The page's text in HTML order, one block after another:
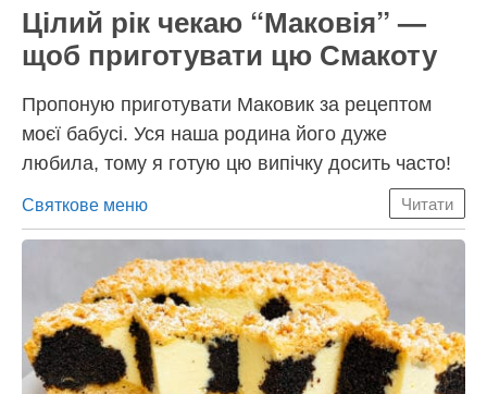
Цілий рік чекаю “Маковія” —
щоб приготувати цю Смакоту
Пропоную приготувати Маковик за рецептом
моєї бабусі. Уся наша родина його дуже
любила, тому я готую цю випічку досить часто!
Категорії
Святкове меню Читати